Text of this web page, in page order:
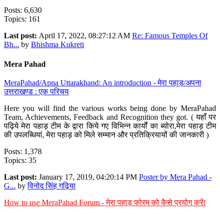
Posts: 6,630
Topics: 161
Last post: April 17, 2022, 08:27:12 AM Re: Famous Temples Of
Bh... by Bhishma Kukreti
Mera Pahad
MeraPahad/Apna Uttarakhand: An introduction - मेरा पहाड़/अपना
उत्तराखण्ड : एक परिचय
Here you will find the various works being done by MeraPahad
Team, Achievements, Feedback and Recognition they got. ( यहाँ पर
पढ़िये मेरा पहाड़ टीम के द्वारा किये गए विभिन्न कार्यों का ब्योरा,मेरा पहाड़ टीम
की उपलब्धियां, मेरा पहाड़ को मिले सम्मान और प्रतिक्रियायों की जानकारी )
Posts: 1,378
Topics: 35
Last post: January 17, 2019, 04:20:14 PM Poster by Mera Pahad -
G... byविनोद सिंह गढ़िया
How to use MeraPahad Forum - मेरा पहाड़ फोरम को कैसे प्रयोग करें!